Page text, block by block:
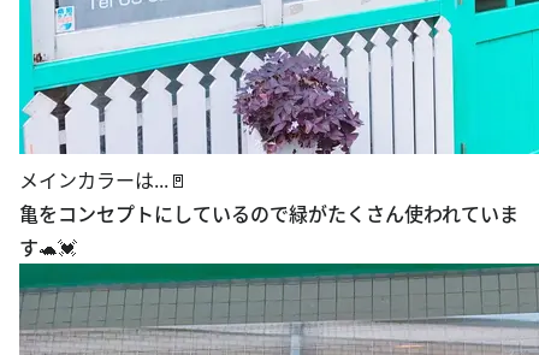
メインカラーは...🚪
亀をコンセプトにしているので緑がたくさん使われていま
す🐢💓